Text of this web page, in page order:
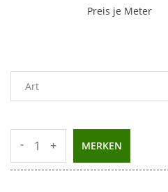
Preis je Meter
- + MERKEN